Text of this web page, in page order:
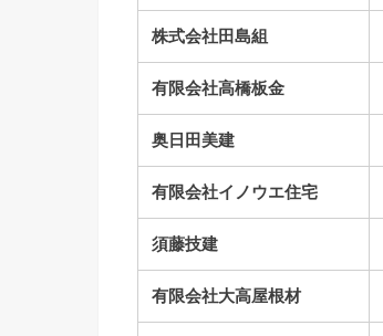
株式会社田島組
有限会社高橋板金
奥日田美建
有限会社イノウエ住宅
須藤技建
有限会社大高屋根材